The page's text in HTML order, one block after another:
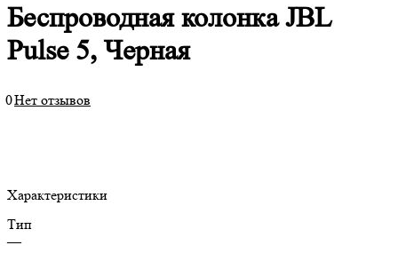
Беспроводная колонка JBL
Pulse 5, Черная
0Нет отзывов
Характеристики
Тип
—